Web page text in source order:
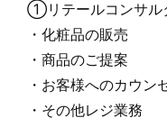
①リテールコンサル
・化粧品の販売
・商品のご提案
・お客様へのカウン
・その他レジ業務